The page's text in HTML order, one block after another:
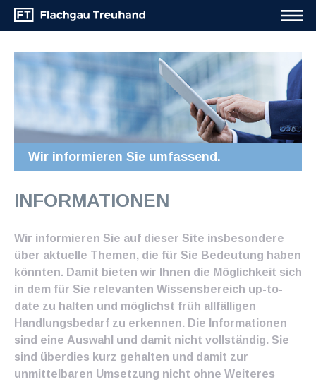
Wir informieren Sie umfassend.
INFORMATIONEN
Wir informieren Sie auf dieser Site insbesondere
über aktuelle Themen, die für Sie Bedeutung haben
könnten. Damit bieten wir Ihnen die Möglichkeit sich
in dem für Sie relevanten Wissensbereich up-to-
date zu halten und möglichst früh allfälligen
Handlungsbedarf zu erkennen. Die Informationen
sind eine Auswahl und damit nicht vollständig. Sie
sind überdies kurz gehalten und damit zur
unmittelbaren Umsetzung nicht ohne Weiteres